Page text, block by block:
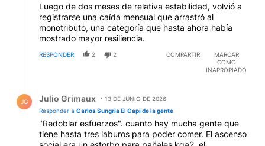
Luego de dos meses de relativa estabilidad, volvió a
registrarse una caída mensual que arrastró al
monotributo, una categoría que hasta ahora había
mostrado mayor resiliencia.
RESPONDER 2 2 COMPARTIR
MARCAR
COMO
INAPROPIADO
JG Julio Grimaux
13 DE JUNIO DE 2026
Responder a Carlos Sungria El Capi de la gente
"Redoblar esfuerzos". cuanto hay mucha gente que
tiene hasta tres laburos para poder comer. El ascenso